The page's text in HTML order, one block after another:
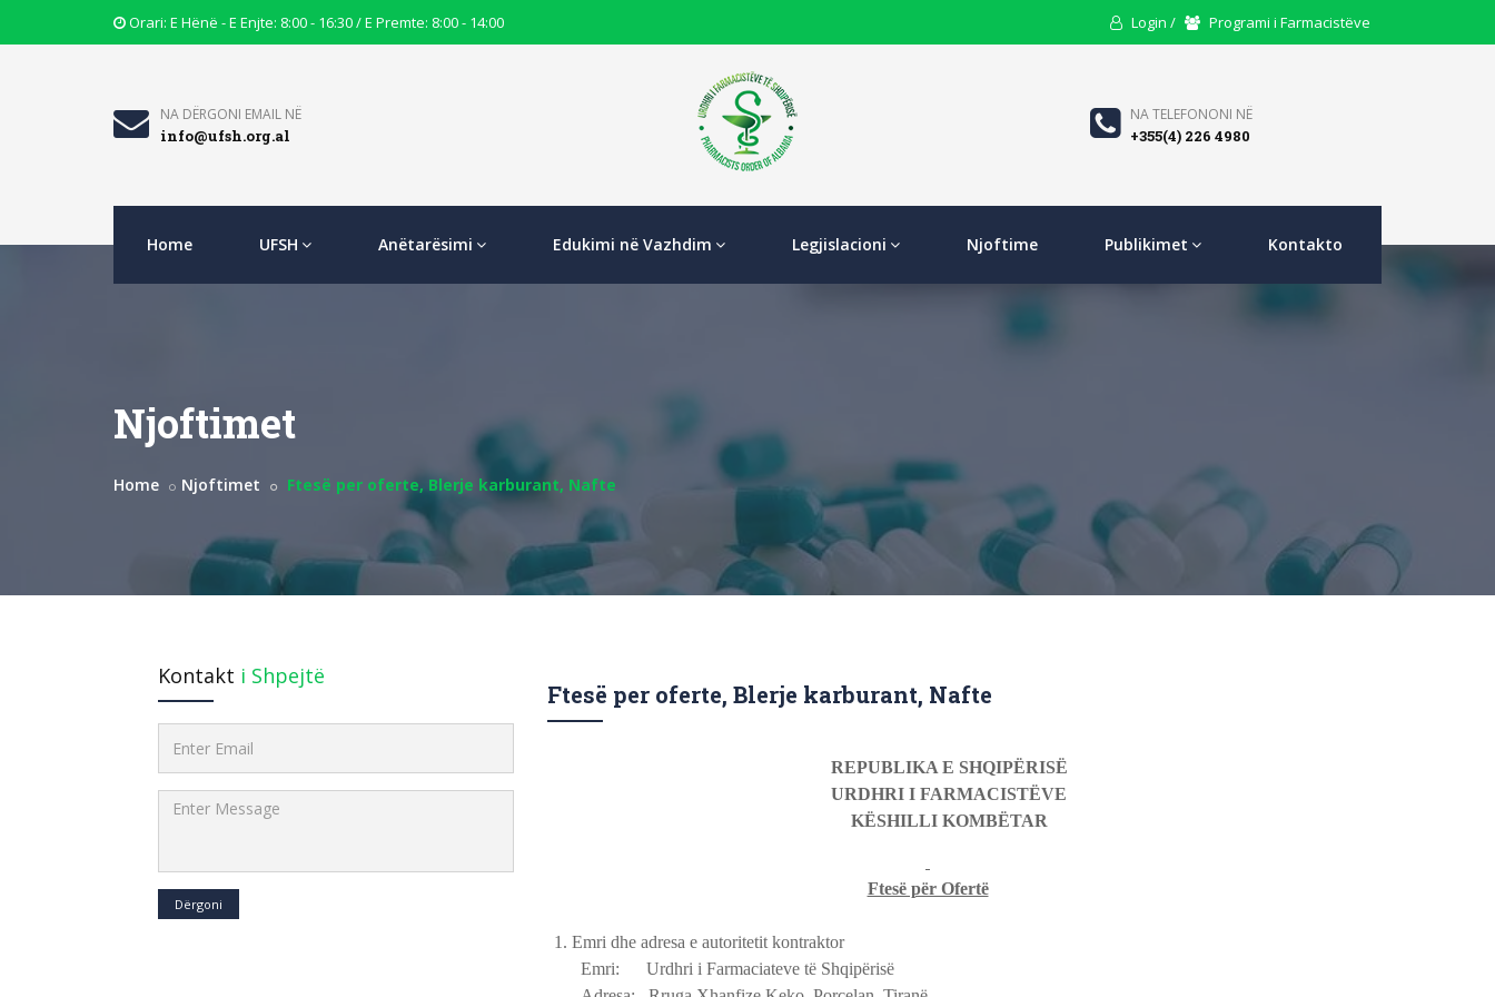
Opening
Icon
Orari: E Hënë - E Enjte: 8:00 - 16:30 / E Premte: 8:00 - 14:00 User
Login / Users
Programi i Farmacistëve
Email
Icon
NA DËRGONI EMAIL NË
info@ufsh.org.al
Phone
Icon
NA TELEFONONI NË
+355(4) 226 4980
Home UFSH Anëtarësimi Edukimi në Vazhdim Legjislacioni Njoftime Publikimet Kontakto
Njoftimet
Home Njoftimet Ftesë per oferte, Blerje karburant, Nafte
Ftesë per oferte, Blerje karburant, Nafte
REPUBLIKA E SHQIPËRISË
URDHRI I FARMACISTËVE
KËSHILLI KOMBËTAR
Ftesë për Ofertë
1. Emri dhe adresa e autoritetit kontraktor
Emri: Urdhri i Farmaciateve të Shqipërisë
Kontakt i Shpejtë
Dërgoni